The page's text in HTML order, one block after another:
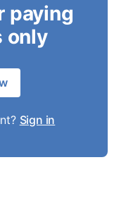
paying
only
Sign in